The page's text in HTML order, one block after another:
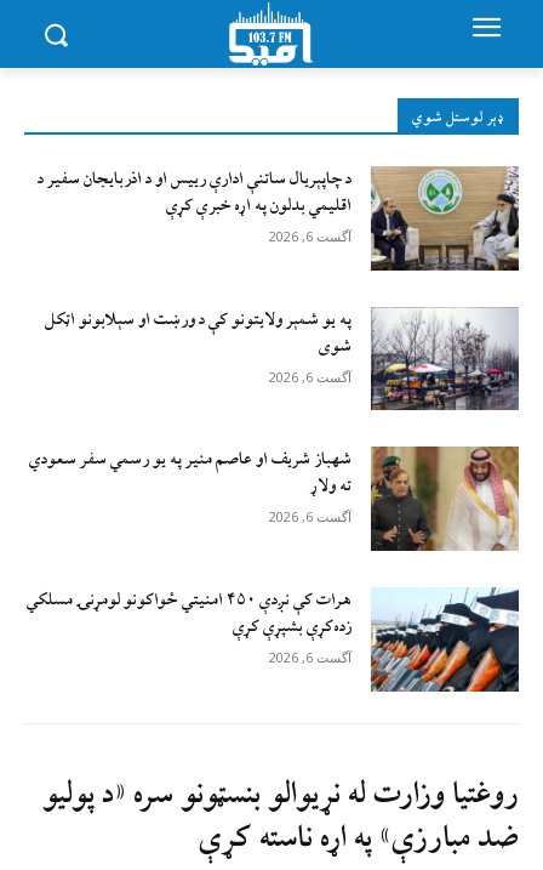
ډېر لوستل شوي
د چاپېریال ساتنې ادارې رییس او د اذربایجان سفیر د
اقلیمي بدلون په اړه خبرې کړې
آگست 6, 2026
په یو شمېر ولایتونو کې د ورښت او سېلابونو اټکل
شوی
آگست 6, 2026
شهباز شریف او عاصم منیر په یو رسمي سفر سعودي
ته ولاړ
آگست 6, 2026
هرات کې نږدې ۴۵۰ امنيتي ځواکونو لومړنۍ مسلکي
زده‌کړې بشپړې کړې
آگست 6, 2026
روغتیا وزارت له نړیوالو بنسټونو سره «د پولیو
ضد مبارزې» په اړه ناسته کړې